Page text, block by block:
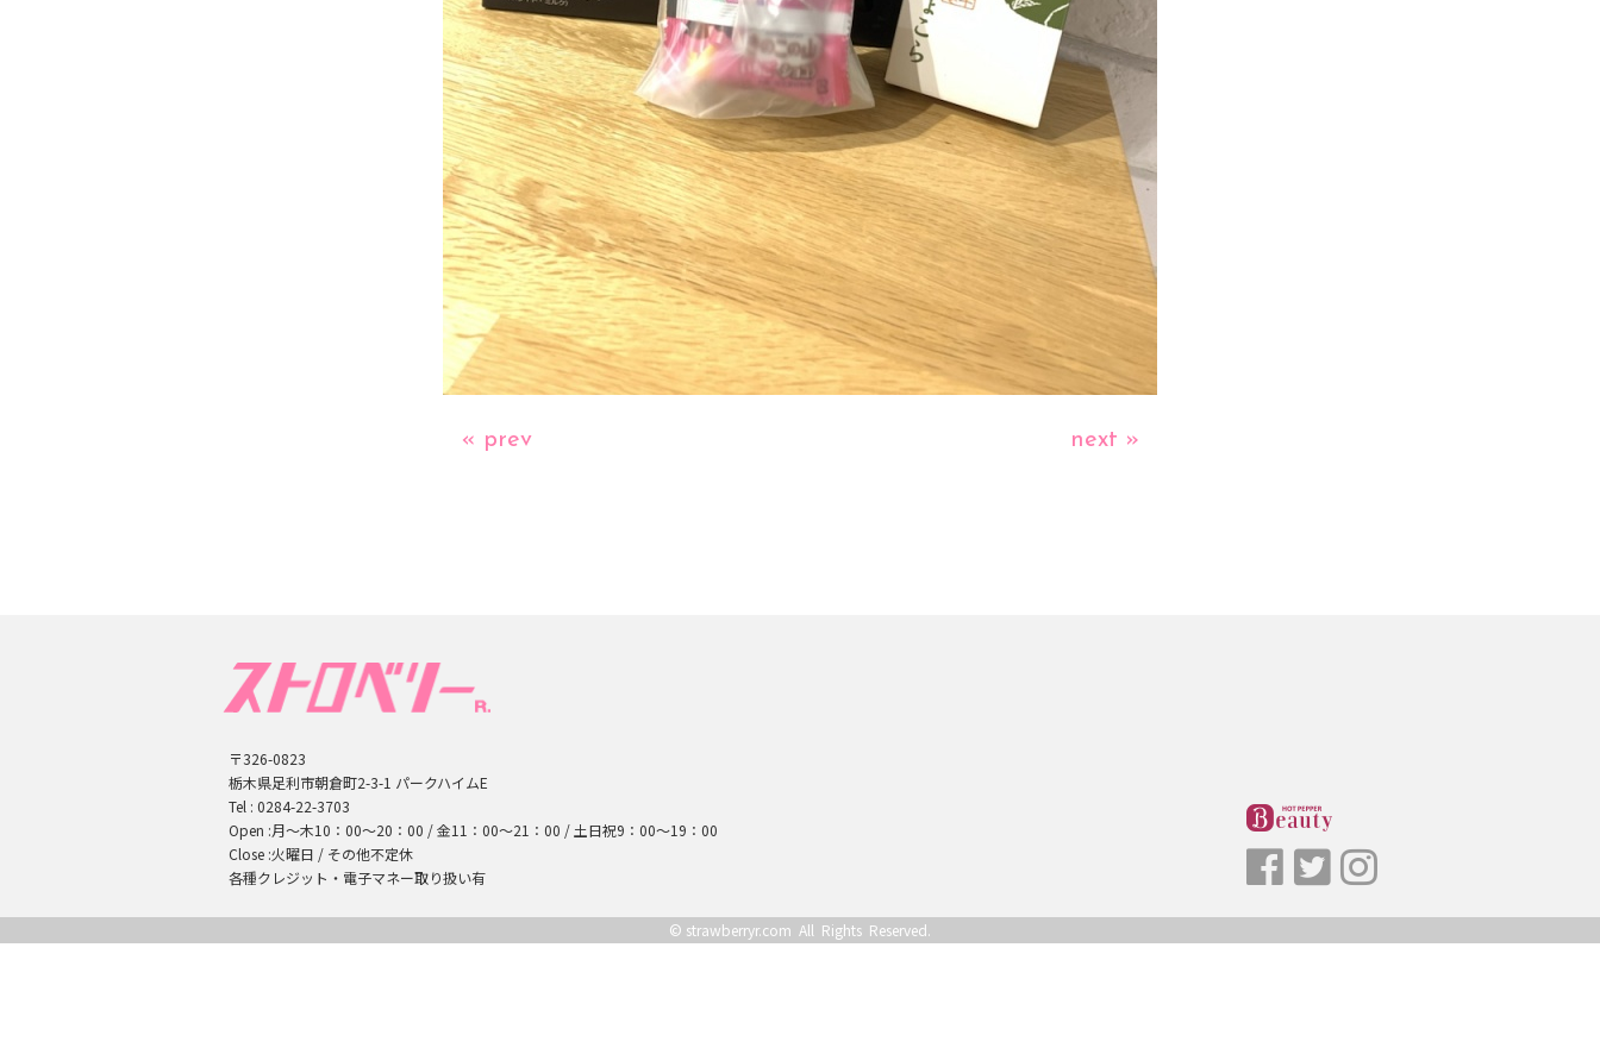
« prev next »
〒326-0823
栃木県足利市朝倉町2-3-1 パークハイムE
Tel : 0284-22-3703
Open :月～木10：00～20：00 /金11：00～21：00 / 土日祝9：00～19：00
Close :火曜日 / その他不定休
各種クレジット・電子マネー取り扱い有
© strawberryr.com All Rights Reserved.